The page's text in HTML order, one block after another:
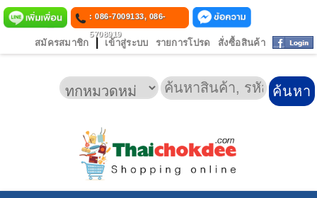
: 086-7009133, 086-
5708919
สมัครสมาชิก เข้าสู่ระบบ รายการโปรด สั่งซื้อสินค้า